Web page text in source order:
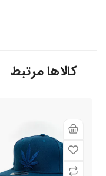
کالاها مرتبط